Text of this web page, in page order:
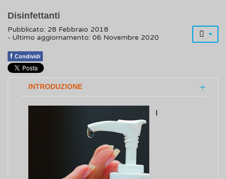
Disinfettanti
Pubblicato: 28 Febbraio 2018
- Ultimo aggiornamento: 06 Novembre 2020
f Condividi
INTRODUZIONE
I